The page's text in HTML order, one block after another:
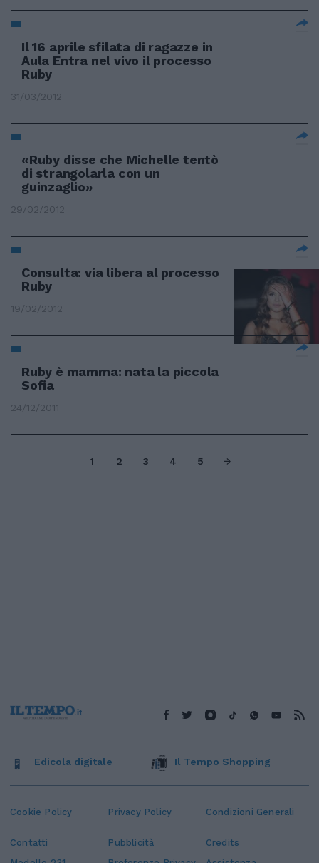
Il 16 aprile sfilata di ragazze in
Aula Entra nel vivo il processo
Ruby
31/03/2012
«Ruby disse che Michelle tentò
di strangolarla con un
guinzaglio»
29/02/2012
Consulta: via libera al processo
Ruby
19/02/2012
Ruby è mamma: nata la piccola
Sofia
24/12/2011
1 2 3 4 5
Cookie Policy Privacy Policy Condizioni Generali
Contatti Pubblicità
Credits
Edicola digitale Il Tempo Shopping